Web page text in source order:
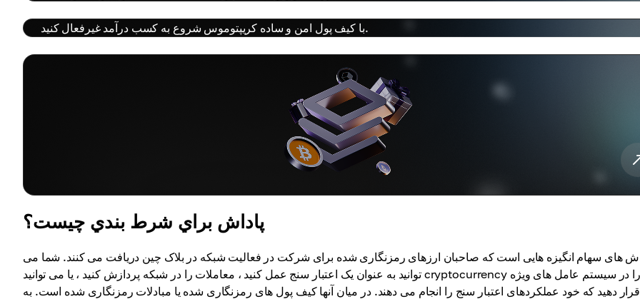
با کیف پول امن و ساده کریپتوموس شروع به کسب درآمد غیرفعال کنید.
پاداش براي شرط بندي چيست؟
های سهام انگیزه هایی است که صاحبان ارزهای رمزنگاری شده برای شرکت در فعالیت شبکه در بلاک چین دریافت می کنند. شما می
توانید به عنوان یک اعتبار سنج عمل کنید ، معاملات را در شبکه پردازش کنید ، یا می توانید cryptocurrency خود را در سیستم عامل های ویژه
دهید که خود عملکردهای اعتبار سنج را انجام می دهند. در میان آنها کیف پول های رمزنگاری شده یا مبادلات رمزنگاری شده است. به